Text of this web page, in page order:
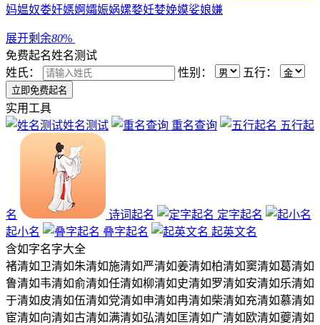
妈媪奴娄奸嫕婀孀娠娲嫘婺妊婪娩嫫娑娘嫌
展开剩余80%
免费起名姓名测试
姓氏：
性别： 五行：
实用工具
姓名测试
重名查询 五行起
名 诗词起名
定字起名
起小名
叠字起名
起英文名
含如字名字大全
褚清如卫清如朱清如施清如严清如姜清如柏清如窦清如葛清如
鲁清如韦清如俞清如任清如柳清如 史清如罗清如安清如乐清如
于清如皮清如伍清如党清如申清如冉清如柴清如充清如慕清如
宦清如向清如古清如满清如弘清如 匡清如广清如 欧清如夔清如